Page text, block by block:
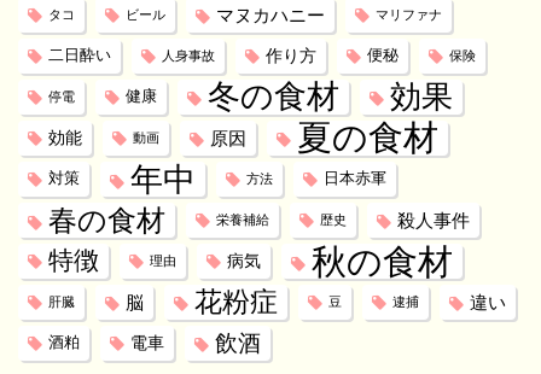
タコ ビール マヌカハニー マリファナ
二日酔い 人身事故 作り方 便秘 保険
停電 健康 冬の食材 効果
効能 動画 原因 夏の食材
対策 年中 方法 日本赤軍
春の食材 栄養補給 歴史 殺人事件
特徴 理由 病気 秋の食材
肝臓 脳 花粉症 豆 逮捕 違い
酒粕 電車 飲酒